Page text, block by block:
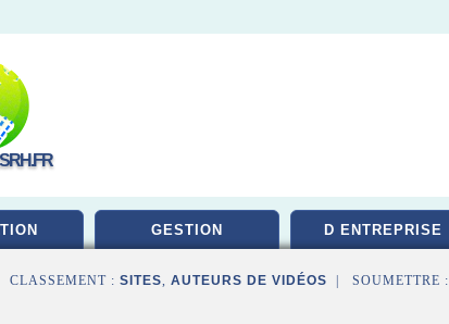
GESTION D ENTREPRISE
: SITES, AUTEURS DE VIDÉOS | SOUMETTRE :